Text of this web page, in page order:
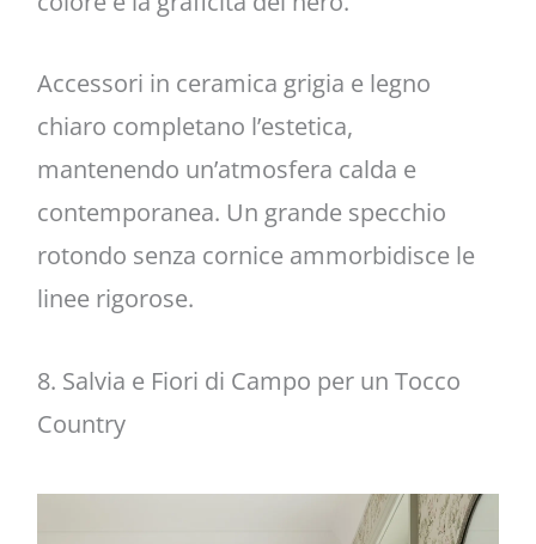
Accessori in ceramica grigia e legno
chiaro completano l’estetica,
mantenendo un’atmosfera calda e
contemporanea. Un grande specchio
rotondo senza cornice ammorbidisce le
linee rigorose.
8. Salvia e Fiori di Campo per un Tocco
Country